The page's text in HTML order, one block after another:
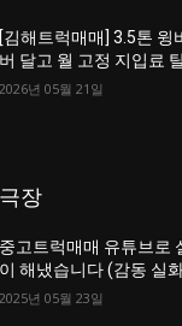
[김해트럭매매] 3.5톤 윙
버 달고 월 고정 지입료
2026년 05월 21일
장
중고트럭매매 유튜브로
이 해냈습니다 (감동 실
2025년 05월 23일